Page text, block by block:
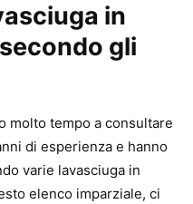
in
gli
molto tempo a consultare
di esperienza e hanno
varie lavasciuga in
elenco imparziale, ci